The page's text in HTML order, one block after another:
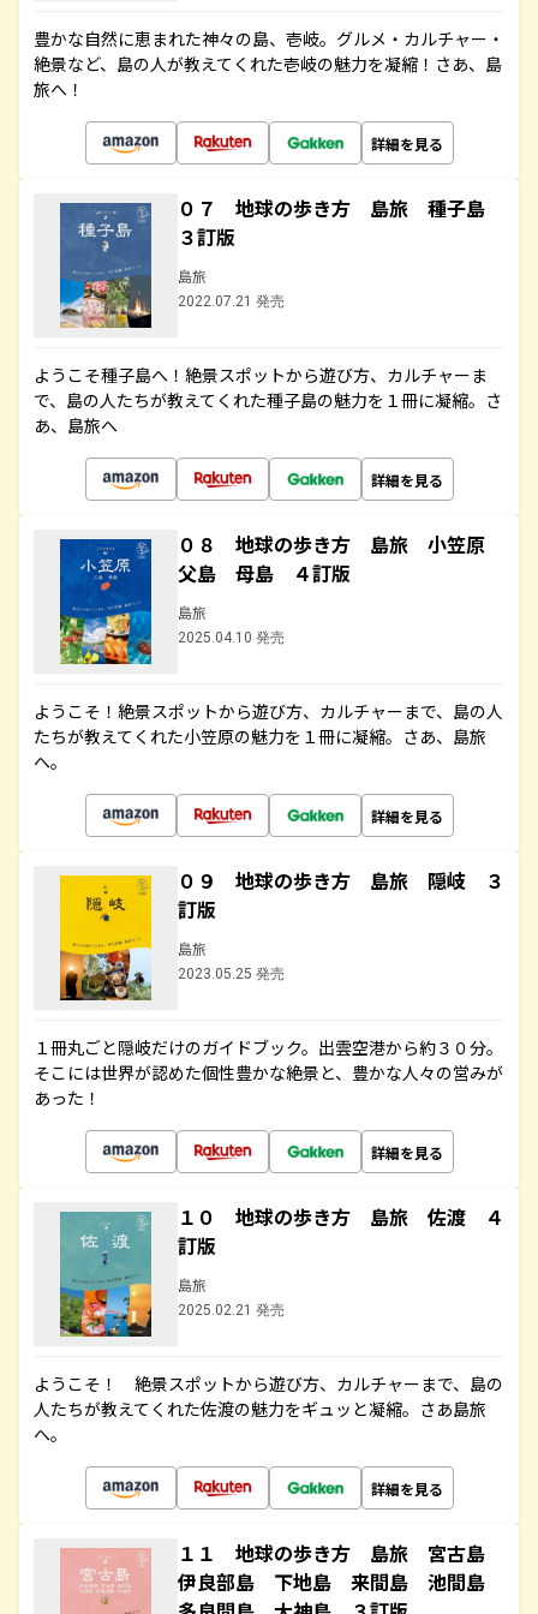
豊かな自然に恵まれた神々の島、壱岐。グルメ・カルチャー・
絶景など、島の人が教えてくれた壱岐の魅力を凝縮！さあ、島
旅へ！
詳細を見る
０７ 地球の歩き方 島旅 種子島
３訂版
島旅
2022.07.21 発売
ようこそ種子島へ！絶景スポットから遊び方、カルチャーま
で、島の人たちが教えてくれた種子島の魅力を１冊に凝縮。さ
あ、島旅へ
詳細を見る
０８ 地球の歩き方 島旅 小笠原
父島 母島 ４訂版
島旅
2025.04.10 発売
ようこそ！絶景スポットから遊び方、カルチャーまで、島の人
たちが教えてくれた小笠原の魅力を１冊に凝縮。さあ、島旅
へ。
詳細を見る
０９ 地球の歩き方 島旅 隠岐 ３
訂版
島旅
2023.05.25 発売
１冊丸ごと隠岐だけのガイドブック。出雲空港から約３０分。
そこには世界が認めた個性豊かな絶景と、豊かな人々の営みが
あった！
詳細を見る
１０ 地球の歩き方 島旅 佐渡 ４
訂版
島旅
2025.02.21 発売
ようこそ！ 絶景スポットから遊び方、カルチャーまで、島の
人たちが教えてくれた佐渡の魅力をギュッと凝縮。さあ島旅
へ。
詳細を見る
１１ 地球の歩き方 島旅 宮古島
伊良部島 下地島 来間島 池間島